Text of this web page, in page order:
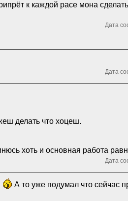
к каждой расе мона
Дата
Дата
делать что хоцеш.
хоть и основная работа
Дата
А то уже подумал что сейчас